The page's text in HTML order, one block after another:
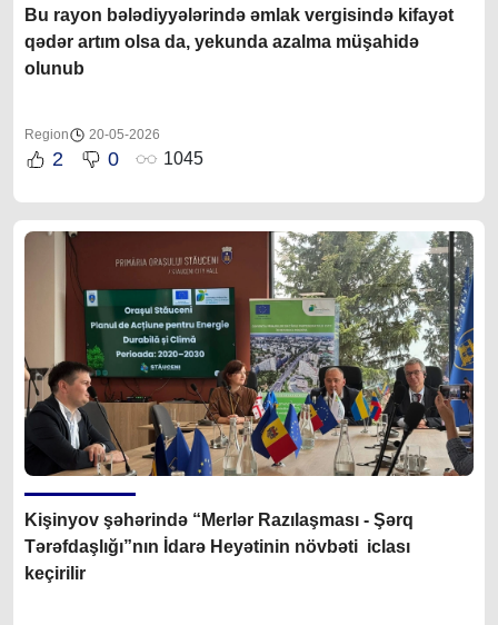
Bu rayon bələdiyyələrində əmlak vergisində kifayət
qədər artım olsa da, yekunda azalma müşahidə
olunub
Region 20-05-2026
2 0 1045
Kişinyov şəhərində “Merlər Razılaşması - Şərq
Tərəfdaşlığı”nın İdarə Heyətinin növbəti iclası
keçirilir